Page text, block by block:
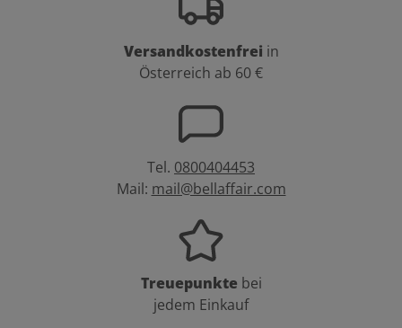
Versandkostenfrei in
Österreich ab 60 €
Tel. 0800404453
Mail: mail@bellaffair.com
Treuepunkte bei
jedem Einkauf